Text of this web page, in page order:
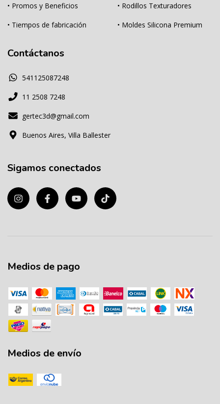
• Promos y Beneficios
• Tiempos de fabricación
• Rodillos Texturadores
• Moldes Silicona Premium
Contáctanos
541125087248
11 2508 7248
gertec3d@gmail.com
Buenos Aires, Villa Ballester
Sigamos conectados
Medios de pago
Medios de envío